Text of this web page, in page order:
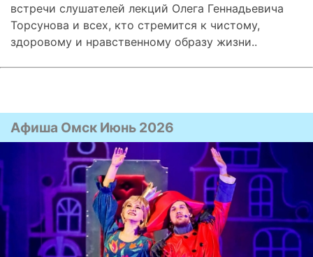
встречи слушателей лекций Олега Геннадьевича
Торсунова и всех, кто стремится к чистому,
здоровому и нравственному образу жизни..
Афиша Омск Июнь 2026